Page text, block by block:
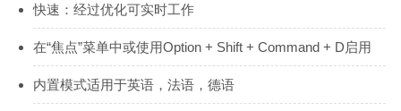
快速：经过优化可实时工作
在“焦点”菜单中或使用Option + Shift + Command + D启用
内置模式适用于英语，法语，德语